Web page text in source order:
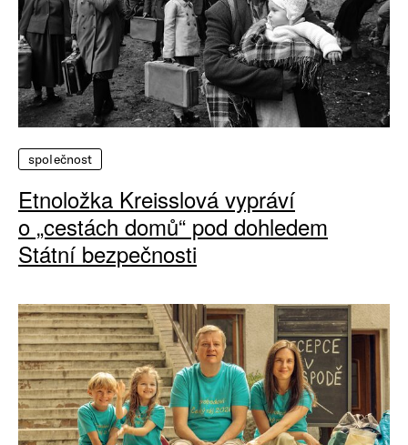
společnost
Etnoložka Kreisslová vypráví
o „cestách domů“ pod dohledem
Státní bezpečnosti